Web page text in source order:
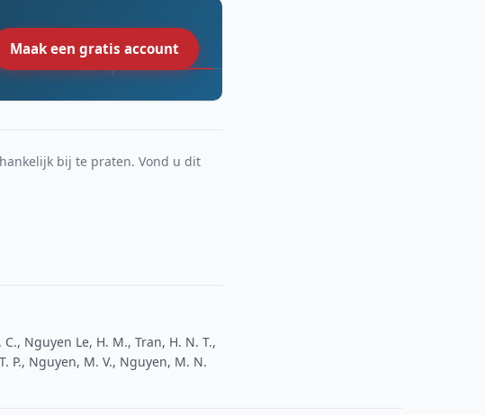
Maak een gratis account
bij te praten. Vond u dit
C., Nguyen Le, H. M., Tran, H. N. T.,
P., Nguyen, M. V., Nguyen, M. N.